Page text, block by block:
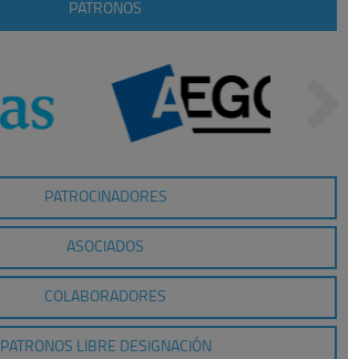
PATRONOS
PATROCINADORES
ASOCIADOS
COLABORADORES
PATRONOS LIBRE DESIGNACIÓN